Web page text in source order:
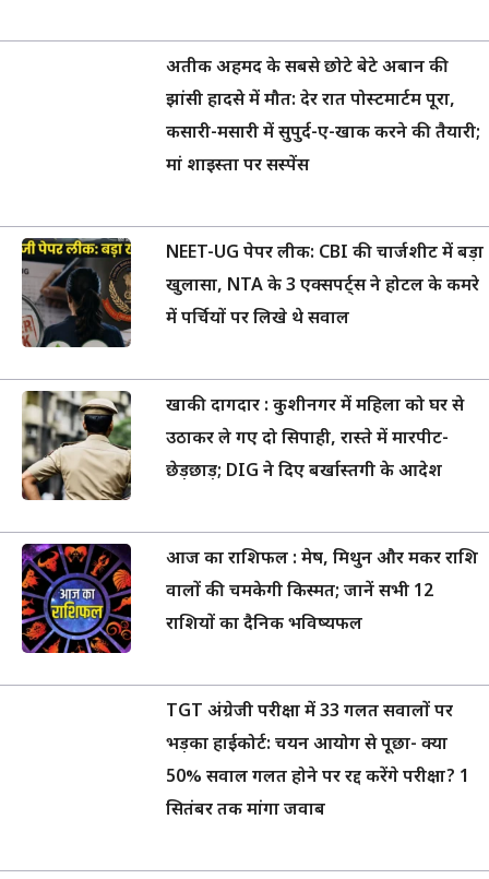
अतीक अहमद के सबसे छोटे बेटे अबान की
झांसी हादसे में मौत: देर रात पोस्टमार्टम पूरा,
कसारी-मसारी में सुपुर्द-ए-खाक करने की तैयारी;
मां शाइस्ता पर सस्पेंस
NEET-UG पेपर लीक: CBI की चार्जशीट में बड़ा
खुलासा, NTA के 3 एक्सपर्ट्स ने होटल के कमरे
में पर्चियों पर लिखे थे सवाल
खाकी दागदार : कुशीनगर में महिला को घर से
उठाकर ले गए दो सिपाही, रास्ते में मारपीट-
छेड़छाड़; DIG ने दिए बर्खास्तगी के आदेश
आज का राशिफल : मेष, मिथुन और मकर राशि
वालों की चमकेगी किस्मत; जानें सभी 12
राशियों का दैनिक भविष्यफल
TGT अंग्रेजी परीक्षा में 33 गलत सवालों पर
भड़का हाईकोर्ट: चयन आयोग से पूछा- क्या
50% सवाल गलत होने पर रद्द करेंगे परीक्षा? 1
सितंबर तक मांगा जवाब